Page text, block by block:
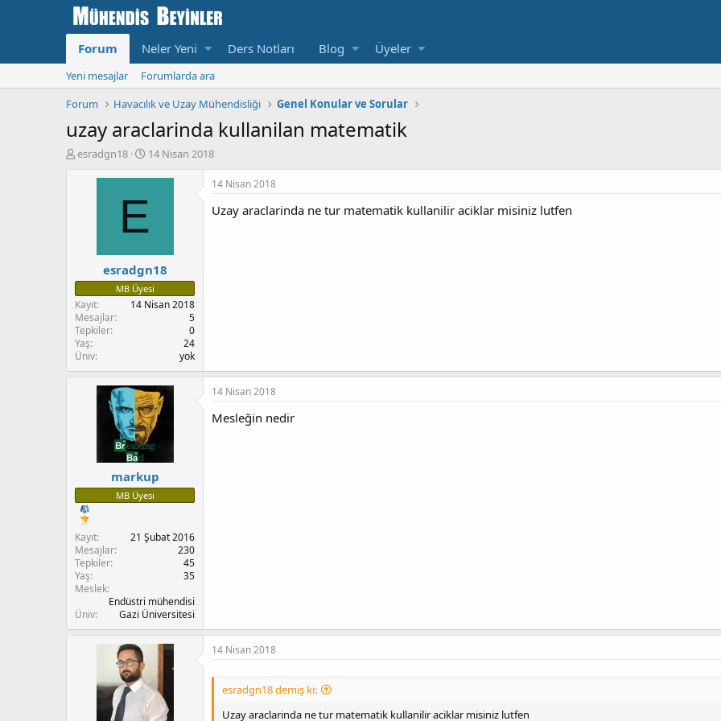
Forum Neler Yeni Ders Notları Blog Üyeler
Yeni mesajlar
Forumlarda ara
Forum
Havacılık ve Uzay Mühendisliği Genel Konular ve Sorular
uzay araclarinda kullanilan matematik
K
l
a
t
a
n
esradgn18
B
ş
n
ı
ç
T
a
r
14 Nisan 2018
E
esradgn18
MB Üyesi
Kayıt
14 Nisan 2018
Mesajlar
5
Tepkiler
0
Yaş
24
Üniv
yok
14 Nisan 2018
Uzay araclarinda ne tur matematik kullanilir aciklar misiniz lutfen
markup
MB Üyesi
Kayıt
21 Şubat 2016
Mesajlar
230
Tepkiler
45
Yaş
35
Meslek
Endüstri mühendisi
Üniv
Gazi Üniversitesi
14 Nisan 2018
Mesleğin nedir
14 Nisan 2018
esradgn18 demiş ki:
Uzay araclarinda ne tur matematik kullanilir aciklar misiniz lutfen